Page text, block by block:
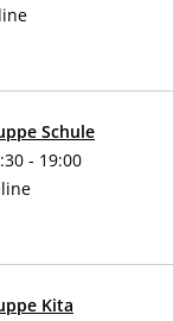
Schule
- 19:00
Kita